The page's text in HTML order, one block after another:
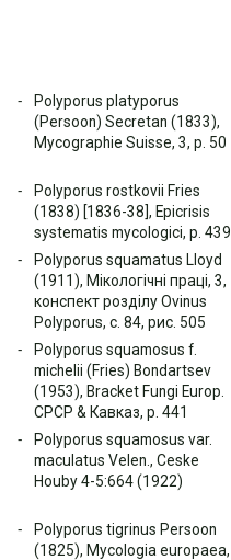
Polyporus platyporus
(Persoon) Secretan (1833),
Mycographie Suisse, 3, p. 50
Polyporus rostkovii Fries
(1838) [1836-38], Epicrisis
systematis mycologici, p. 439
Polyporus squamatus Lloyd
(1911), Мікологічні праці, 3,
конспект розділу Ovinus
Polyporus, с. 84, рис. 505
Polyporus squamosus f.
michelii (Fries) Bondartsev
(1953), Bracket Fungi Europ.
СРСР & Кавказ, p. 441
Polyporus squamosus var.
maculatus Velen., Ceske
Houby 4-5:664 (1922)
Polyporus tigrinus Persoon
(1825), Mycologia europaea,